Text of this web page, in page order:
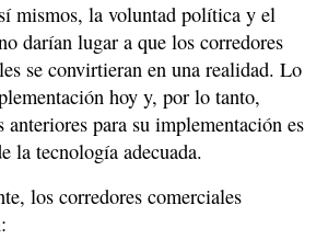
mismos, la voluntad política y el
darían lugar a que los corredores
se convirtieran en una realidad. Lo
hoy y, por lo tanto,
anteriores para su implementación es
la tecnología adecuada.
los corredores comerciales